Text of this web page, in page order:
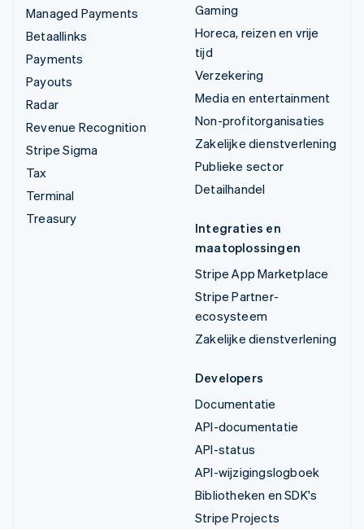
Managed Payments
Betaallinks
Payments
Payouts
Radar
Revenue Recognition
Stripe Sigma
Tax
Terminal
Treasury
Gaming
Horeca, reizen en vrije
tijd
Verzekering
Media en entertainment
Non-profitorganisaties
Zakelijke dienstverlening
Publieke sector
Detailhandel
Integraties en
maatoplossingen
Stripe App Marketplace
Stripe Partner-
ecosysteem
Zakelijke dienstverlening
Developers
Documentatie
API-documentatie
API-status
API-wijzigingslogboek
Bibliotheken en SDK's
Stripe Projects